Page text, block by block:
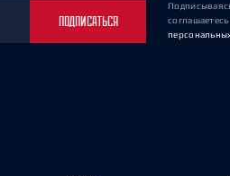
ПОДПИСАТЬСЯ
соглашаетесь